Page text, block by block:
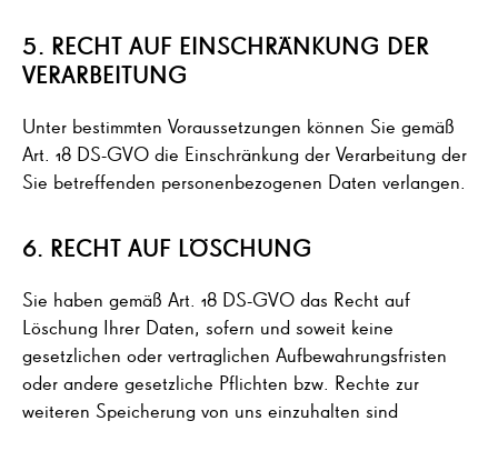
5. RECHT AUF EINSCHRÄNKUNG DER
VERARBEITUNG
Unter bestimmten Voraussetzungen können Sie gemäß
Art. 18 DS-GVO die Einschränkung der Verarbeitung der
Sie betreffenden personenbezogenen Daten verlangen.
6. RECHT AUF LÖSCHUNG
Sie haben gemäß Art. 18 DS-GVO das Recht auf
Löschung Ihrer Daten, sofern und soweit keine
gesetzlichen oder vertraglichen Aufbewahrungsfristen
oder andere gesetzliche Pflichten bzw. Rechte zur
weiteren Speicherung von uns einzuhalten sind